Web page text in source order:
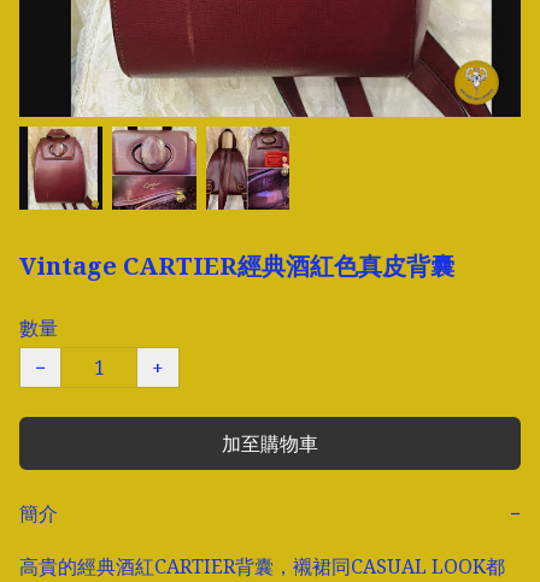
Vintage CARTIER經典酒紅色真皮背囊
數量
−
+
加至購物車
簡介
−
高貴的經典酒紅CARTIER背囊，襯裙同CASUAL LOOK都